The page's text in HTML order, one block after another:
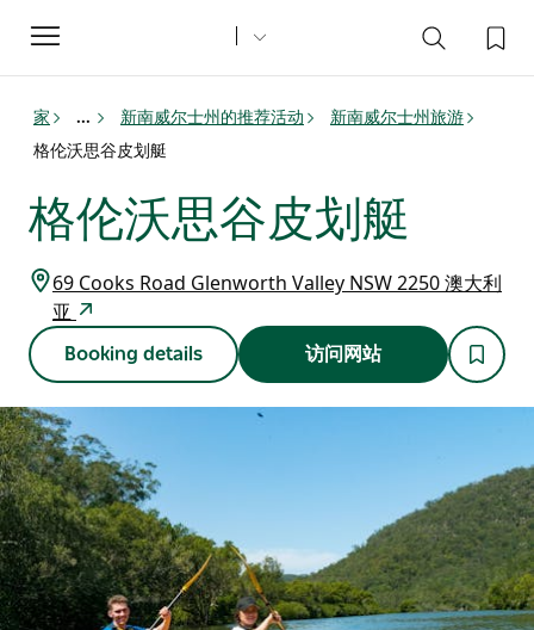
Toggle
navigation
家 ... 新南威尔士州的推荐活动
新南威尔士州旅游
格伦沃思谷皮划艇
格伦沃思谷皮划艇
69 Cooks Road Glenworth Valley NSW 2250 澳大利
亚
Booking details 访问网站